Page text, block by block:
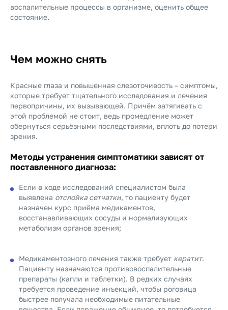
воспалительные процессы в организме, оценить общее
состояние.
Чем можно снять
Красные глаза и повышенная слезоточивость – симптомы,
которые требует тщательного исследования и лечения
первопричины, их вызывающей. Причём затягивать с
этой проблемой не стоит, ведь промедление может
обернуться серьёзными последствиями, вплоть до потери
зрения.
Методы устранения симптоматики зависят от
поставленного диагноза:
Если в ходе исследований специалистом была
выявлена отслойка сетчатки, то пациенту будет
назначен курс приёма медикаментов,
восстанавливающих сосуды и нормализующих
метаболизм органов зрения;
Медикаментозного лечения также требует кератит.
Пациенту назначаются противовоспалительные
препараты (капли и таблетки). В редких случаях
требуется проведение инъекций, чтобы роговица
быстрее получала необходимые питательные